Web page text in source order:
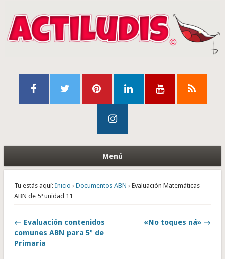
Menú
Tu estás aquí: Inicio › Documentos ABN › Evaluación Matemáticas
ABN de 5º unidad 11
← Evaluación contenidos
comunes ABN para 5º de
Primaria
«No toques ná» →